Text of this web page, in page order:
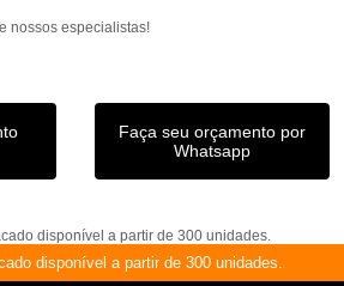
nossos especialistas!
Faça seu orçamento por
Whatsapp
disponível a partir de 300 unidades.
disponível a partir de 300 unidades.